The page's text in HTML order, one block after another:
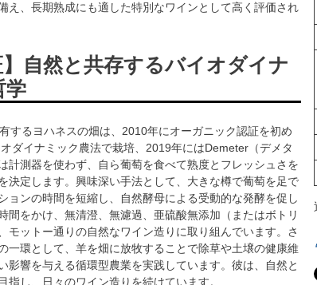
え、長期熟成にも適した特別なワインとして高く評価され
】自然と共存するバイオダイナ
学
するヨハネスの畑は、2010年にオーガニック認証を初め
ダイナミック農法で栽培、2019年にはDemeter（デメタ
計測器を使わず、自ら葡萄を食べて熟度とフレッシュさを
決定します。興味深い手法として、大きな樽で葡萄を足で
ョンの時間を短縮し、自然酵母による受動的な発酵を促し
間をかけ、無清澄、無濾過、亜硫酸無添加（またはボトリ
モットー通りの自然なワイン造りに取り組んでいます。さ
一環として、羊を畑に放牧することで除草や土壌の健康維
影響を与える循環型農業を実践しています。彼は、自然と
指し、日々のワイン造りを続けています。